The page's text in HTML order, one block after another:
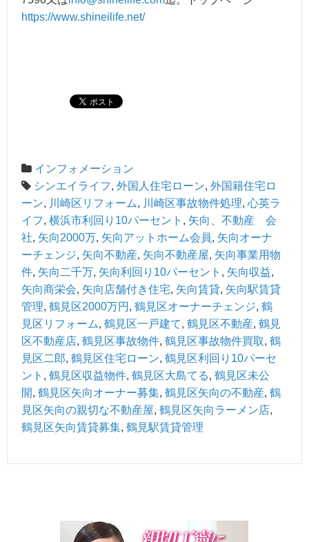
https://www.shineilife.net/
インフォメーション
シンエイライフ, 外国人住宅ローン, 外国籍住宅ロ
ーン, 川崎区リフォーム, 川崎区事故物件処理, 心英ラ
イフ, 横浜市利回り10パーセント , 矢向、不動産 会
社, 矢向2000万, 矢向アットホーム会員, 矢向オーナ
ーチェンジ, 矢向不動産, 矢向不動産屋, 矢向事業用物
件, 矢向二千万, 矢向利回り10パーセント , 矢向収益,
矢向商栄会, 矢向店舗付き住宅, 矢向賃貸, 矢向駅賃貸
管理, 鶴見区2000万円 , 鶴見区オーナーチェンジ, 鶴
見区リフォーム, 鶴見区一戸建て, 鶴見区不動産, 鶴見
区不動産店, 鶴見区事故物件, 鶴見区事故物件買取, 鶴
見区二郎, 鶴見区住宅ローン, 鶴見区利回り10パーセ
ント , 鶴見区収益物件, 鶴見区大島てる, 鶴見区未公
開, 鶴見区矢向オーナー募集, 鶴見区矢向の不動産, 鶴
見区矢向の親切な不動産屋, 鶴見区矢向ラーメン店,
鶴見区矢向賃貸募集, 鶴見駅賃貸管理